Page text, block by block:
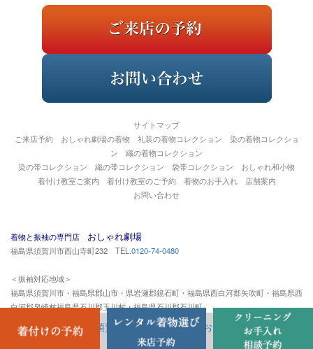
サイトマップ
ご来店予約
おしゃれ劇場の着物 礼装の着物コレクション
染の着物コレクショ
ン
織の着物コレクション
染の帯コレクション
織の帯コレクション 袋帯コレクション
おしゃれ和小物
着付け教室ご案内
着付け教室のご予約 着物のお手入れ
店舗案内
お問い合わせ
着物と振袖の専門店 おしゃれ劇場
福島県須賀川市西山寺町232 TEL. 0120-74-0480
＜振袖対応地域＞
福島県須賀川市・福島県郡山市・県岩瀬郡鏡石町・福島県西白河郡矢吹町・福島県西
白河郡泉崎村福島県石川郡玉川村・福島県石川郡石川町
Copyright(c)福島県須賀川市の着物専門店 おしゃれ劇場. All rights
reserved.